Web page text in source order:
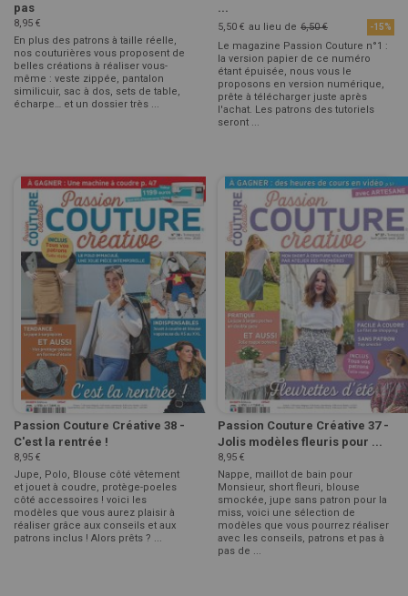
pas
8,95 €
En plus des patrons à taille réelle,
nos couturières vous proposent de
belles créations à réaliser vous-
même : veste zippée, pantalon
similicuir, sac à dos, sets de table,
écharpe… et un dossier très ...
...
5,50 € au lieu de 6,50 € -15%
Le magazine Passion Couture n°1 :
la version papier de ce numéro
étant épuisée, nous vous le
proposons en version numérique,
prête à télécharger juste après
l'achat. Les patrons des tutoriels
seront ...
Passion Couture Créative 38 -
C'est la rentrée !
8,95 €
Jupe, Polo, Blouse côté vêtement
et jouet à coudre, protège-poeles
côté accessoires ! voici les
modèles que vous aurez plaisir à
réaliser grâce aux conseils et aux
patrons inclus ! Alors prêts ? ...
Passion Couture Créative 37 -
Jolis modèles fleuris pour ...
8,95 €
Nappe, maillot de bain pour
Monsieur, short fleuri, blouse
smockée, jupe sans patron pour la
miss, voici une sélection de
modèles que vous pourrez réaliser
avec les conseils, patrons et pas à
pas de ...